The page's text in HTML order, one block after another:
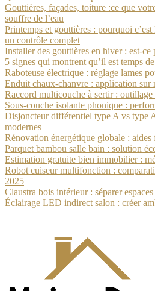
Gouttières, façades, toiture :ce que
souffre de l’eau
Printemps et gouttières : pourquoi
un contrôle complet
Installer des gouttières en hiver : est-ce
5 signes qui montrent qu’il est temps
Raboteuse électrique : réglage lames
Enduit chaux-chanvre : application sur
Raccord multicouche à sertir :
Sous-couche isolante phonique :
Disjoncteur différentiel type A vs type
modernes
Rénovation énergétique globale :
Parquet bambou salle bain : solution
Estimation gratuite bien immobilier :
Robot cuiseur multifonction :
2025
Claustra bois intérieur : séparer
Éclairage LED indirect salon : créer